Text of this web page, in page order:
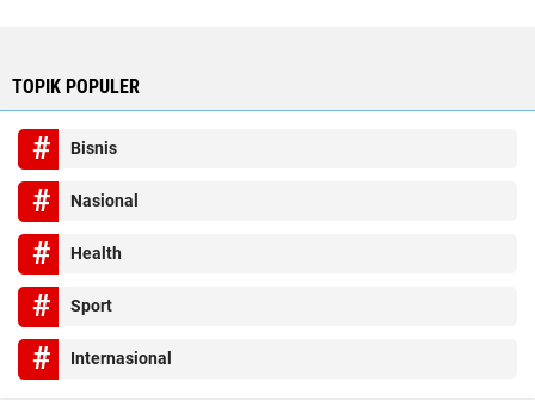
TOPIK POPULER
Bisnis
Nasional
Health
Sport
Internasional